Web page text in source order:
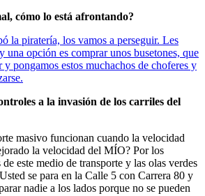
cómo lo está afrontando?
la piratería, los vamos a perseguir. Les
una opción es comprar unos busetones, que
pongamos estos muchachos de choferes y
a la invasión de los carriles del
masivo funcionan cuando la velocidad
la velocidad del MÍO? Por los
este medio de transporte y las olas verdes
se para en la Calle 5 con Carrera 80 y
nadie a los lados porque no se pueden